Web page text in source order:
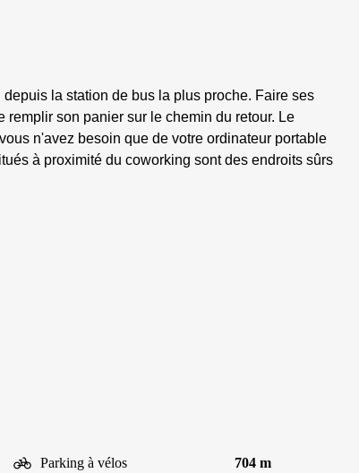
la station de bus la plus proche. Faire ses
son panier sur le chemin du retour. Le
n'avez besoin que de votre ordinateur portable
à proximité du coworking sont des endroits sûrs
Parking à vélos 704 m